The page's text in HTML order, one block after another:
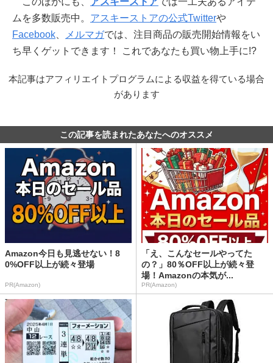
ムを多数販売中。 アスキーストアの公式Twitterや
Facebook
メルマガでは、注目商品の販売開始情報をい
ち早くゲットできます！ これであなたも買い物上手に!?
本記事はアフィリエイトプログラムによる収益を得ている場合
があります
この記事を読まれたあなたへのオススメ
Amazon今日も見逃せない！8
0%OFF以上が続々登場
PR(Amazon)
「え、こんなセールやってた
の？」80％OFF以上が続々登
場！Amazonの本気が...
PR(Amazon)